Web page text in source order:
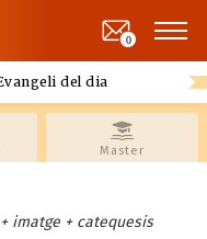
del dia
0
Master
imatge + catequesis